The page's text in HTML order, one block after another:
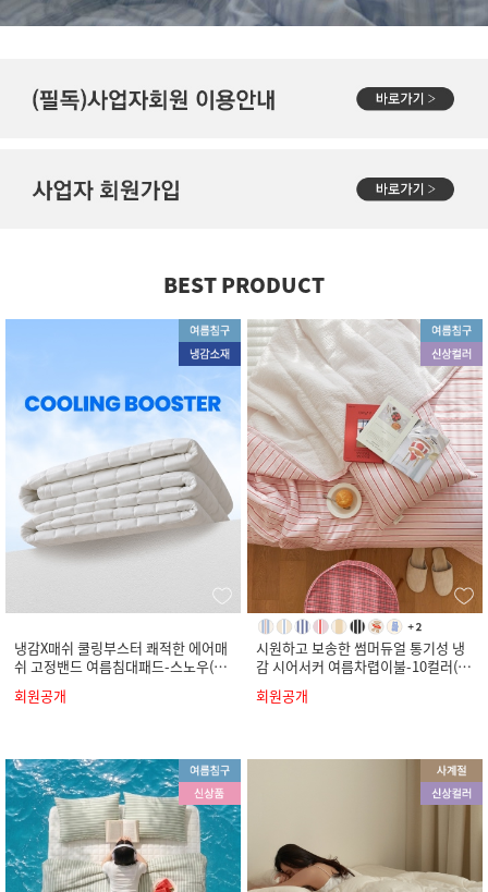
BEST PRODUCT
냉감X매쉬 쿨링부스터 쾌적한 에어매
쉬 고정밴드 여름침대패드-스노우(S
회원공개
시원하고 보송한 썸머듀얼 통기성 냉
감 시어서커 여름차렵이불-10컬러(S
회원공개